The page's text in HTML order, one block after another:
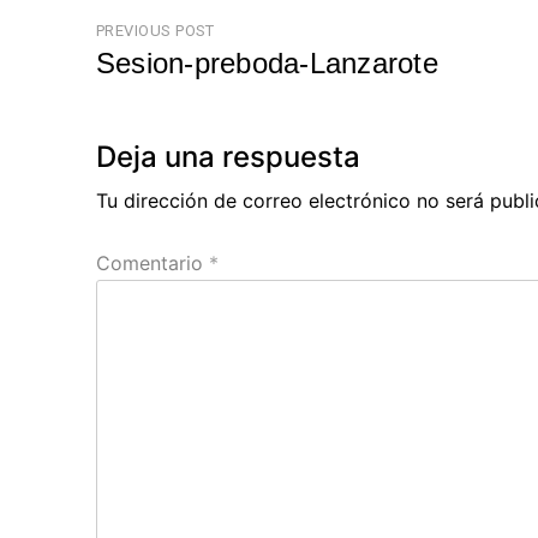
Navegación
de
PREVIOUS POST
Sesion-preboda-Lanzarote
Deja una respuesta
Tu dirección de correo electrónico no será
Comentario *